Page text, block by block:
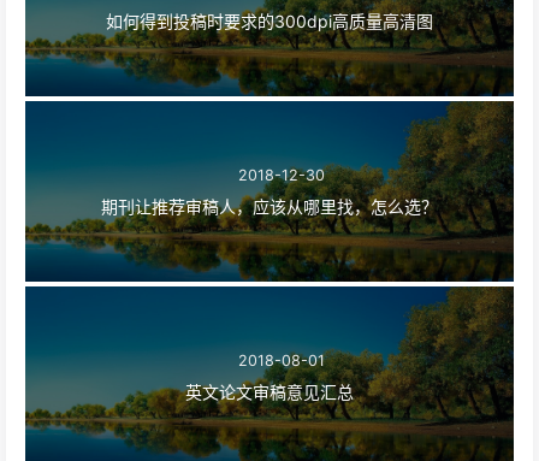
如何得到投稿时要求的300dpi高质量高清图
2018-12-30
期刊让推荐审稿人，应该从哪里找，怎么选？
2018-08-01
英文论文审稿意见汇总